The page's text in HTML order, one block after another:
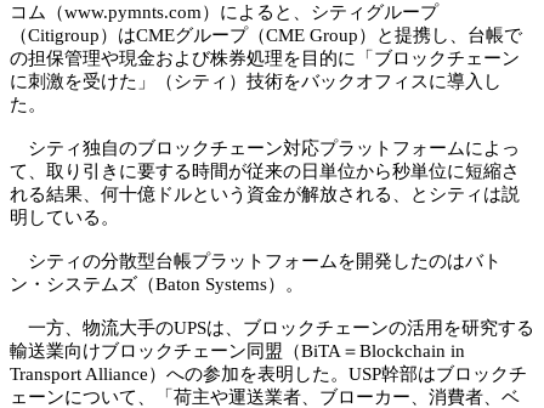
コム（www.pymnts.com）によると、シティグループ
（Citigroup）はCMEグループ（CME Group）と提携し、台帳で
の担保管理や現金および株券処理を目的に「ブロックチェーン
に刺激を受けた」（シティ）技術をバックオフィスに導入し
た。
シティ独自のブロックチェーン対応プラットフォームによっ
て、取り引きに要する時間が従来の日単位から秒単位に短縮さ
れる結果、何十億ドルという資金が解放される、とシティは説
明している。
シティの分散型台帳プラットフォームを開発したのはバト
ン・システムズ（Baton Systems）。
一方、物流大手のUPSは、ブロックチェーンの活用を研究する
輸送業向けブロックチェーン同盟（BiTA＝Blockchain in
Transport Alliance）への参加を表明した。USP幹部はブロックチ
ェーンについて、「荷主や運送業者、ブローカー、消費者、ベ